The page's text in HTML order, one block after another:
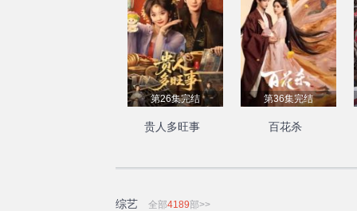
第26集完结
贵人多旺事
第36集完结
百花杀
综艺 全部4189部>>